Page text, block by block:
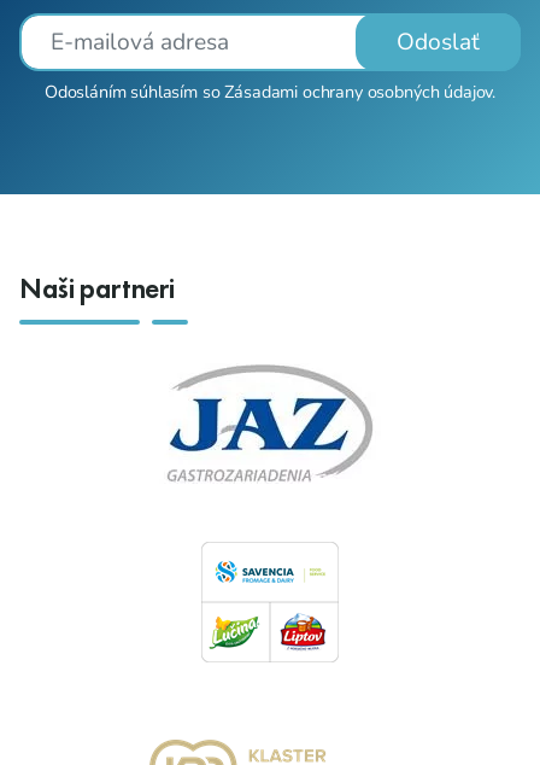
Odoslať
Odosláním súhlasím soZásadami ochrany osobných údajov.
Naši partneri